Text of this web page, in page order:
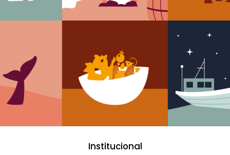
Institucional